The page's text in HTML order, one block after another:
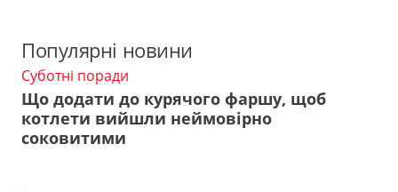
Популярні новини
Суботні поради
Що додати до курячого фаршу, щоб
котлети вийшли неймовірно
соковитими